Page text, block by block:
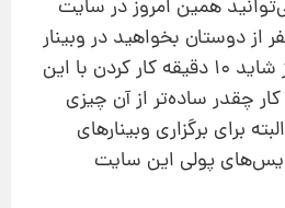
همین امروز در سایت
از دوستان بخواهید در وبینار
شما شرکت کنند! بعد از شاید 10 دقیقه کار کردن با این
چقدر ساده‌تر از آن چیزی
برای برگزاری وبینارهای
پولی این سایت